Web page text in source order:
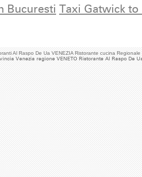
Al Raspo De Ua VENEZIA Ristorante cucina
Venezia regione VENETO Ristorante Al Raspo De
Bucuresti Taxi Gatwick to